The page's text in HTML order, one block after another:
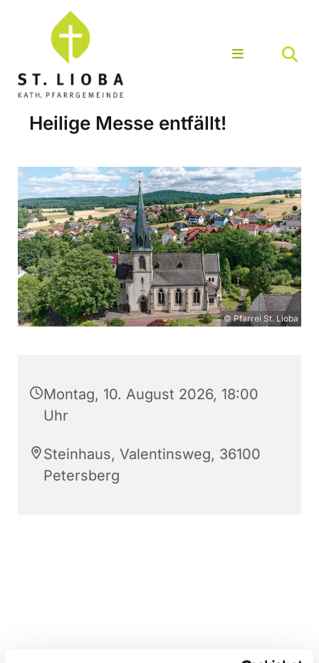
Heilige Messe entfällt!
© Pfarrei St. Lioba
Montag, 10. August 2026, 18:00
Uhr
Steinhaus, Valentinsweg, 36100
Petersberg